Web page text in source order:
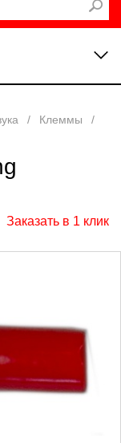
/ Клеммы
/
Заказать в 1 клик